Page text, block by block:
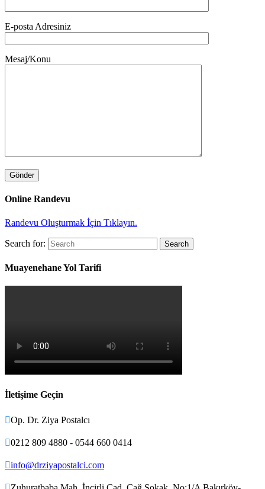
E-posta Adresiniz
Mesaj/Konu
Online Randevu
Randevu Oluşturmak İçin Tıklayın.
Search for:
Muayenehane Yol Tarifi
İletişime Geçin
Op. Dr. Ziya Postalcı
0212 809 4880 - 0544 660 0414
info@drziyapostalci.com